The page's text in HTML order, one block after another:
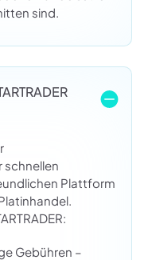
sind.
schnellen
Plattform
Gebühren –